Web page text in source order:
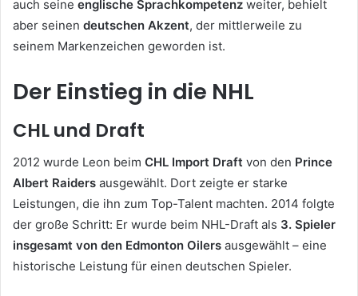
auch seine englische Sprachkompetenz weiter, behielt
aber seinen deutschen Akzent, der mittlerweile zu
seinem Markenzeichen geworden ist.
Der Einstieg in die NHL
CHL und Draft
2012 wurde Leon beim CHL Import Draft von den Prince
Albert Raiders ausgewählt. Dort zeigte er starke
Leistungen, die ihn zum Top-Talent machten. 2014 folgte
der große Schritt: Er wurde beim NHL-Draft als 3. Spieler
insgesamt von den Edmonton Oilers ausgewählt – eine
historische Leistung für einen deutschen Spieler.